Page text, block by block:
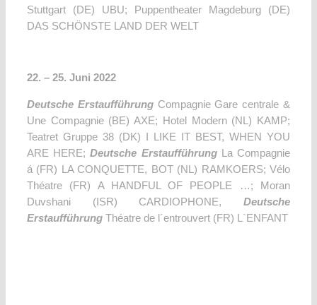
Stuttgart (DE) UBU; Puppentheater Magdeburg (DE)
DAS SCHÖNSTE LAND DER WELT
22. – 25. Juni 2022
Deutsche ErstaufführungCompagnie Gare centrale &
Une Compagnie (BE) AXE; Hotel Modern (NL) KAMP;
Teatret Gruppe 38 (DK) I LIKE IT BEST, WHEN YOU
ARE HERE;Deutsche ErstaufführungLa Compagnie
á (FR) LA CONQUETTE, BOT (NL) RAMKOERS; Vélo
Théatre (FR) A HANDFUL OF PEOPLE …; Moran
Duvshani (ISR) CARDIOPHONE, Deutsche
Erstaufführung Théatre de l´entrouvert (FR) L`ENFANT